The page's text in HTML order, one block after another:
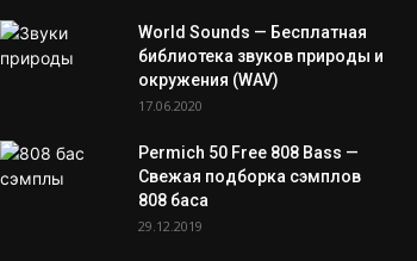
World Sounds — Бесплатная
библиотека звуков природы и
окружения (WAV)
17.06.2020
Permich 50 Free 808 Bass —
Свежая подборка сэмплов
808 баса
29.12.2019